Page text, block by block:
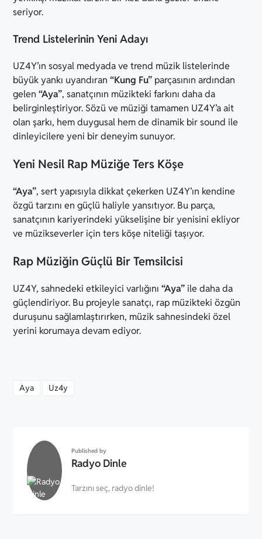
seriyor.
Trend Listelerinin Yeni Adayı
UZ4Y’ın sosyal medyada ve trend müzik listelerinde
büyük yankı uyandıran“Kung Fu” parçasının ardından
gelen“Aya”, sanatçının müzikteki farkını daha da
belirginleştiriyor. Sözü ve müziği tamamen UZ4Y’a ait
olan şarkı, hem duygusal hem de dinamik bir sound ile
dinleyicilere yeni bir deneyim sunuyor.
Yeni Nesil Rap Müziğe Ters Köşe
“Aya”, sert yapısıyla dikkat çekerken UZ4Y’ın kendine
özgü tarzını en güçlü haliyle yansıtıyor. Bu parça,
sanatçının kariyerindeki yükselişine bir yenisini ekliyor
ve müzikseverler için ters köşe niteliği taşıyor.
Rap Müziğin Güçlü Bir Temsilcisi
UZ4Y, sahnedeki etkileyici varlığını“Aya”ile daha da
güçlendiriyor. Bu projeyle sanatçı, rap müzikteki özgün
duruşunu sağlamlaştırırken, müzik sahnesindeki özel
yerini korumaya devam ediyor.
Aya Uz4y
Published by
Radyo Dinle
Tarzını seç, radyo dinle!